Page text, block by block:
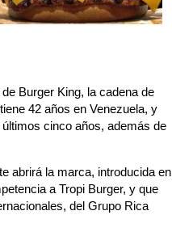
Burger King, la cadena de
42 años en Venezuela, y
cinco años, además de
abrirá la marca, introducida en
a Tropi Burger, y que
del Grupo Rica